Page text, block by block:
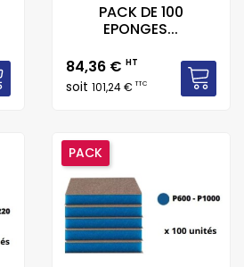
PACK DE 100
EPONGES...
Prix
84,36 € HT
soit 101,24 €TTC
PACK